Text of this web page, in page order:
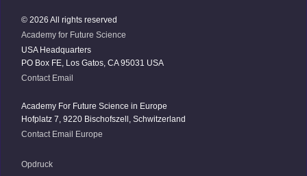
© 2026 All rights reserved
Academy for Future Science
USA Headquarters
PO Box FE, Los Gatos, CA 95031 USA
Contact Email
Academy For Future Science in Europe
Hofplatz 7, 9220 Bischofszell, Schwitzerland
Contact Email Europe
Opdruck